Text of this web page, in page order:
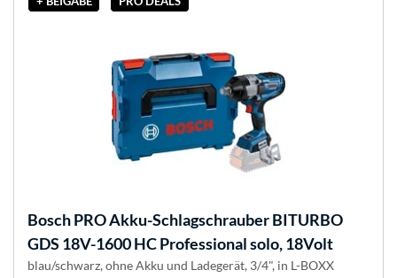
BoschPRO Akku-Schlagschrauber BITURBO
GDS 18V-1600 HC Professional solo, 18Volt
blau/schwarz, ohne Akku und Ladegerät, 3/4", in L-BOXX